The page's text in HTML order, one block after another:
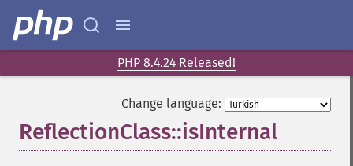
PHP 8.4.24 Released!
Change language:
ReflectionClass::isInternal